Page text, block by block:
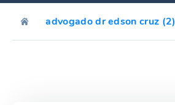
advogado dr edson cruz (2)